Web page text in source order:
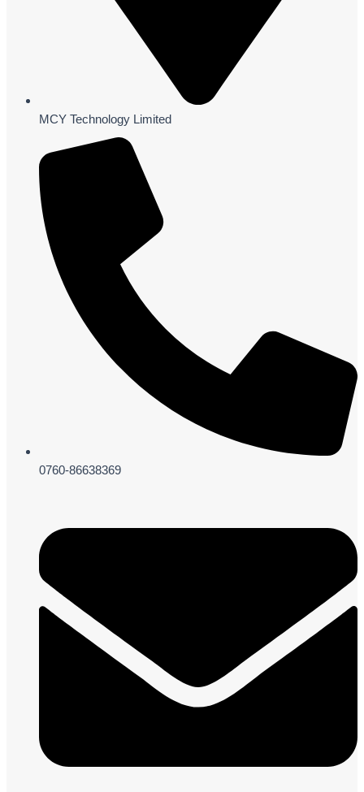
MCY Technology Limited
0760-86638369